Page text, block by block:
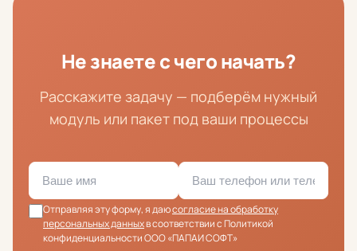
Не знаете с чего начать?
Расскажите задачу — подберём нужный
модуль или пакет под ваши процессы
Отправляя эту форму, я даюсогласие на обработку
персональных данныхв соответствии с Политикой
конфиденциальности ООО «ПАПАИ СОФТ»